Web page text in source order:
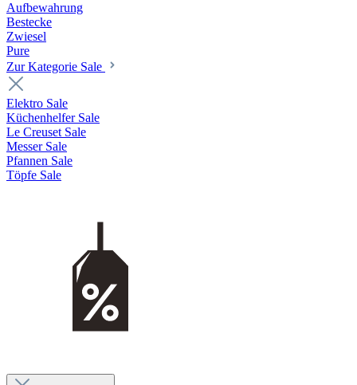
Aufbewahrung
Bestecke
Zwiesel
Pure
Zur Kategorie Sale
Elektro Sale
Küchenhelfer Sale
Le Creuset Sale
Messer Sale
Pfannen Sale
Töpfe Sale